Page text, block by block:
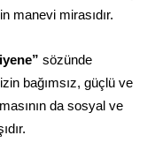
manevi mirasıdır.
sözünde
bağımsız, güçlü ve
da sosyal ve